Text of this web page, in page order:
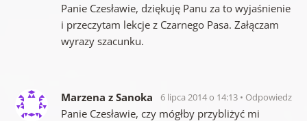
Panie Czesławie, dziękuję Panu za to wyjaśnienie
i przeczytam lekcje z Czarnego Pasa. Załączam
wyrazy szacunku.
Marzena z Sanoka 6 lipca 2014 o 14:13 Odpowiedz
Panie Czesławie, czy mógłby przybliżyć mi